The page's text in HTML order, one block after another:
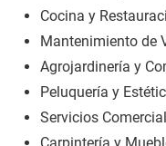
Cocina y
Mantenimiento de
Agrojardinería y
Peluquería y
Servicios